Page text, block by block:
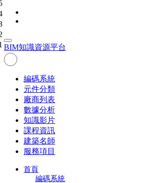
BIM知識資源平台
編碼系統
元件分類
廠商列表
數據分析
知識影片
課程資訊
建築名師
服務項目
首頁
編碼系統